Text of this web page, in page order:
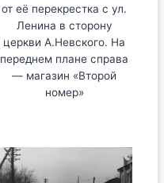
от её перекрестка с ул.
Ленина в сторону
церкви А.Невского. На
переднем плане справа
— магазин «Второй
номер»